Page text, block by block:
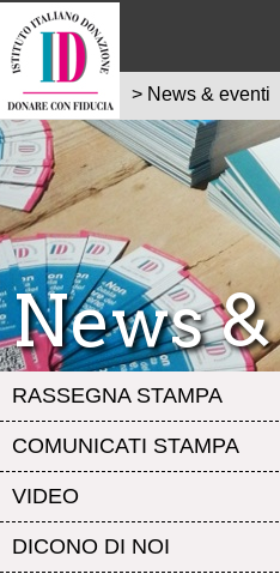
News
RASSEGNA STAMPA
COMUNICATI STAMPA
VIDEO
DICONO DI NOI
> News & eventi